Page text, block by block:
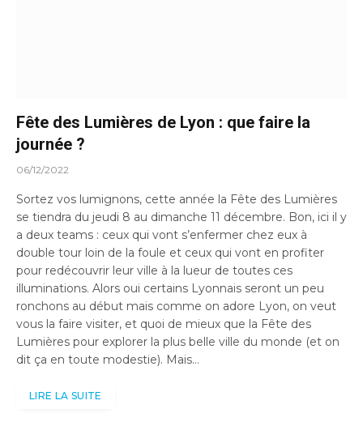
Fête des Lumières de Lyon : que faire la
journée ?
06/12/2022
Sortez vos lumignons, cette année la Fête des Lumières
se tiendra du jeudi 8 au dimanche 11 décembre. Bon, ici il y
a deux teams : ceux qui vont s’enfermer chez eux à
double tour loin de la foule et ceux qui vont en profiter
pour redécouvrir leur ville à la lueur de toutes ces
illuminations. Alors oui certains Lyonnais seront un peu
ronchons au début mais comme on adore Lyon, on veut
vous la faire visiter, et quoi de mieux que la Fête des
Lumières pour explorer la plus belle ville du monde (et on
dit ça en toute modestie). Mais…
LIRE LA SUITE